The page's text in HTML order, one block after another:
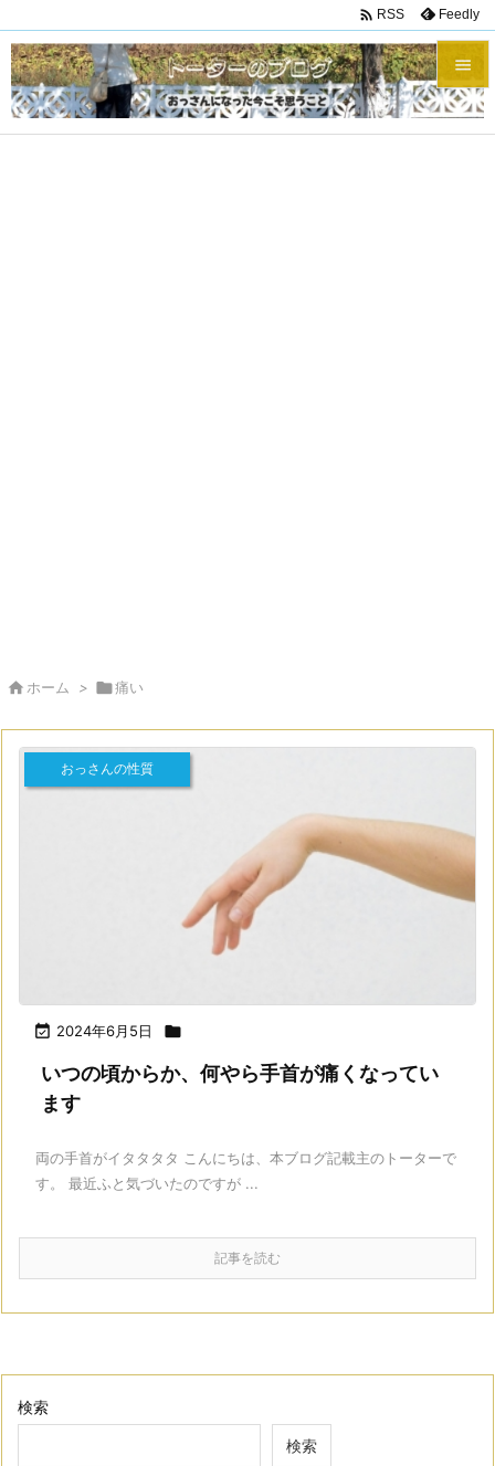


メニュ
 RSS Feedly
 ホーム > 痛い
 2024年6月5日 
おっさんの性質
いつの頃からか、何やら手首が痛くなってい
ます
両の手首がイタタタタ こんにちは、本ブログ記載主のトーターで
す。 最近ふと気づいたのですが ...
記事を読む
検索
検索